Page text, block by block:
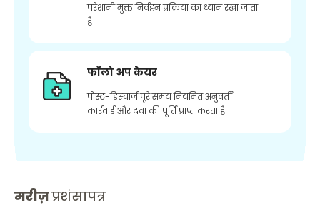
परेशानी मुक्त निर्वहन प्रक्रिया का ध्यान रखा जाता
है
फॉलो अप केयर
पोस्ट-डिस्चार्ज पूरे समय नियमित अनुवर्ती
कार्रवाई और दवा की पूर्ति प्राप्त करता है
मरीज़प्रशंसापत्र